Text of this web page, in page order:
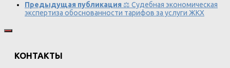
Предыдущая публикация ⚖️ Судебная экономическая
экспертиза обоснованности тарифов за услуги ЖКХ
КОНТАКТЫ